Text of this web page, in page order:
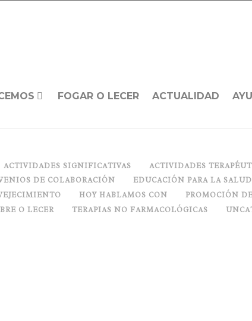
FOGAR O LECER ACTUALIDAD
ACTIVIDADES SIGNIFICATIVAS ACTIVIDADES
DE COLABORACIÓN
EDUCACIÓN PARA LA SALUD
HOY HABLAMOS CON
PROMOCIÓN
O LECER TERAPIAS NO FARMACOLÓGICAS